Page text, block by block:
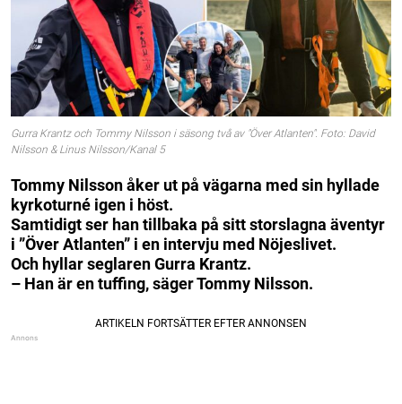
Gurra Krantz och Tommy Nilsson i säsong två av "Över Atlanten". Foto: David
Nilsson & Linus Nilsson/Kanal 5
Tommy Nilsson åker ut på vägarna med sin hyllade
kyrkoturné igen i höst.
Samtidigt ser han tillbaka på sitt storslagna äventyr
i ”Över Atlanten” i en intervju med Nöjeslivet.
Och hyllar seglaren Gurra Krantz.
– Han är en tuffing, säger Tommy Nilsson.